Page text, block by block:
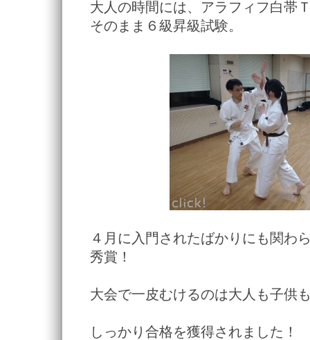
大人の時間には、アラフィフ白帯
そのまま６級昇級試験。
４月に入門されたばかりにも関わ
秀賞！
大会で一皮むけるのは大人も子供
しっかり合格を獲得されました！